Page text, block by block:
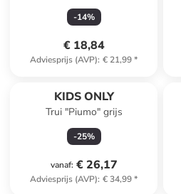
-14%
€ 18,84
Adviesprijs (AVP): € 21,99*
KIDS ONLY
Trui "Piumo" grijs
-25%
vanaf: € 26,17
Adviesprijs (AVP): € 34,99*